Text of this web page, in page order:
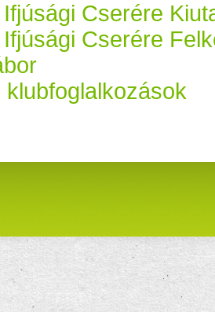
Cserére
Cserére
klubfoglalkozások